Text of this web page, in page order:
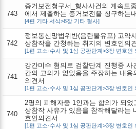
743
증거보전청구서_형사사건의 계속도
에서 제출하는 증거보전을 청구하는
[4편 기타 서식>8장 기타 형사]
742
정보통신망법위반(음란물유포) 고약
상참작을 간청하는 취지의 변호인의
[1편 고소·수사 및 1심 공판단계>3장 변호인
741
강간미수 혐의로 검찰단계 진행중 사
간의 고의가 없었음을 주장하는 내용
의견서
[1편 고소·수사 및 1심 공판단계>3장 변호인
740
2명의 피해자중 1인과는 합의가 되었
상참작 사유가 있음을 참작해달라는
호인의견서
[1편 고소·수사 및 1심 공판단계>3장 변호인